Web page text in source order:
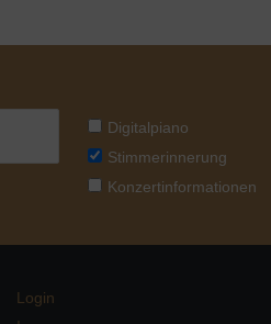
Digitalpiano
Stimmerinnerung
Konzertinformationen
Login